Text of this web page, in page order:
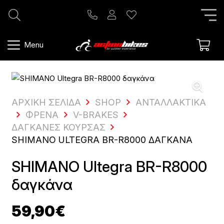
Menu
ΑΡΧΙΚΗ ΣΕΛΙΔΑ SHOP
ΑΝΤΑΛΛΑΚΤΙΚΆ
ΦΡΈΝΑ
V-BRAKES
ΔΑΓΚΆΝΕΣ ΚΟΎΡΣΑΣ
SHIMANO ULTEGRA BR-R8000 ΔΑΓΚΆΝΑ
SHIMANO Ultegra BR-R8000
δαγκάνα
59,90€